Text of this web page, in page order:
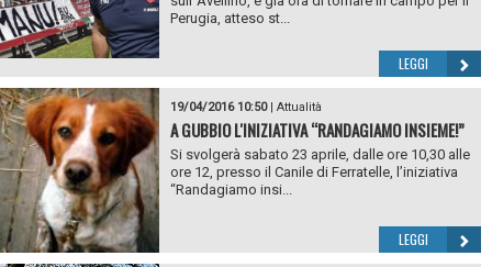
Perugia, atteso st...
LEGGI
19/04/2016 10:50| Attualità
A GUBBIO L'INIZIATIVA “RANDAGIAMO INSIEME!”
Si svolgerà sabato 23 aprile, dalle ore 10,30 alle
ore 12, presso il Canile di Ferratelle, l’iniziativa
“Randagiamo insi...
LEGGI